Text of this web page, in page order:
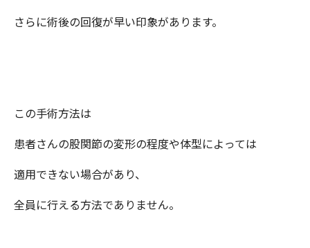
さらに術後の回復が早い印象があります。
この手術方法は
患者さんの股関節の変形の程度や体型によっては
適用できない場合があり、
全員に行える方法でありません。